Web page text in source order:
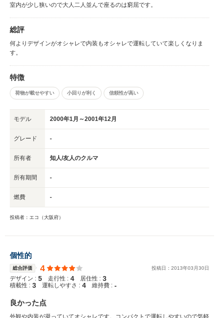
室内が少し狭いので大人二人並んで座るのは窮屈です。
総評
何よりデザインがオシャレで内装もオシャレで運転していて楽しくなりま
す。
特徴
荷物が載せやすい 小回りが利く 信頼性が高い
モデル 2000年1月～2001年12月
グレード -
所有者 知人/友人のクルマ
所有期間 -
燃費 -
投稿者：エコ（大阪府）
個性的
総合評価 4 投稿日： 2013年03 月30日
デザイン : 5 走行性 : 4 居住性 : 3
積載性 : 3 運転しやすさ : 4 維持費 : -
良かった点
外観や内装が凝っていてオシャレです。コンパクトで運転しやすいので気軽